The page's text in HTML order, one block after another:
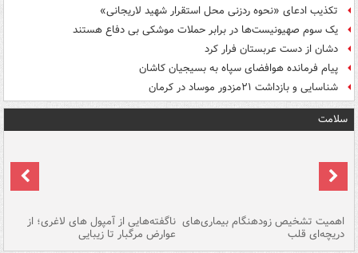
تکذیب ادعای «نحوه ردزنی محل استقرار شهید لاریجانی»
یک‌ سوم صهیونیست‌ها در برابر حملات موشکی بی دفاع هستند
دشان از دست عربستان فرار کرد
پیام فرمانده هوافضای سپاه به بسیجیان کاشان
شناسایی و بازداشت ۲۱مزدور موساد در کرمان
سلامت
اهمیت تشخیص زودهنگام بیماری‌های
دریچه‌ای قلب
ناگفته‌هایی از آمپول های لاغری؛ از
عوارض مرگبار تا زیبایی